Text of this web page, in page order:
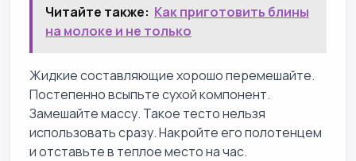
Читайте также: Как приготовить блины
на молоке и не только
Жидкие составляющие хорошо перемешайте.
Постепенно всыпьте сухой компонент.
Замешайте массу. Такое тесто нельзя
использовать сразу. Накройте его полотенцем
и отставьте в теплое место на час.